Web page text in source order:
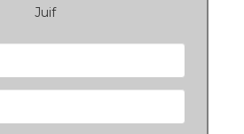
Juif